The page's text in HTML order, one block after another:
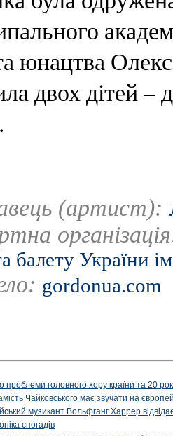
юнацтва
двох дітей
(артист):
балету України
gordonua.com
проблеми головного хору країни та 20
Чайковського має звучати на
музикант Вольфганг Харрер
спогадів